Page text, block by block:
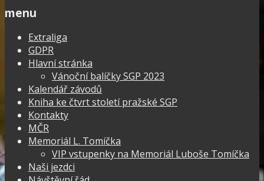
menu
Extraliga
GDPR
Hlavní stránka
Vánoční balíčky SGP 2023
Kalendář závodů
Kniha ke čtvrt století pražské SGP
Kontakty
MČR
Memoriál L. Tomíčka
VIP vstupenky na Memoriál Luboše Tomíčka
Naši jezdci